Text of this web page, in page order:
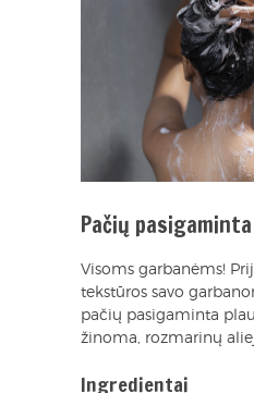
Pačių
Visoms garbanėms!
tekstūros savo
pačių pasigaminta
žinoma, rozmarinų
Ingredientai